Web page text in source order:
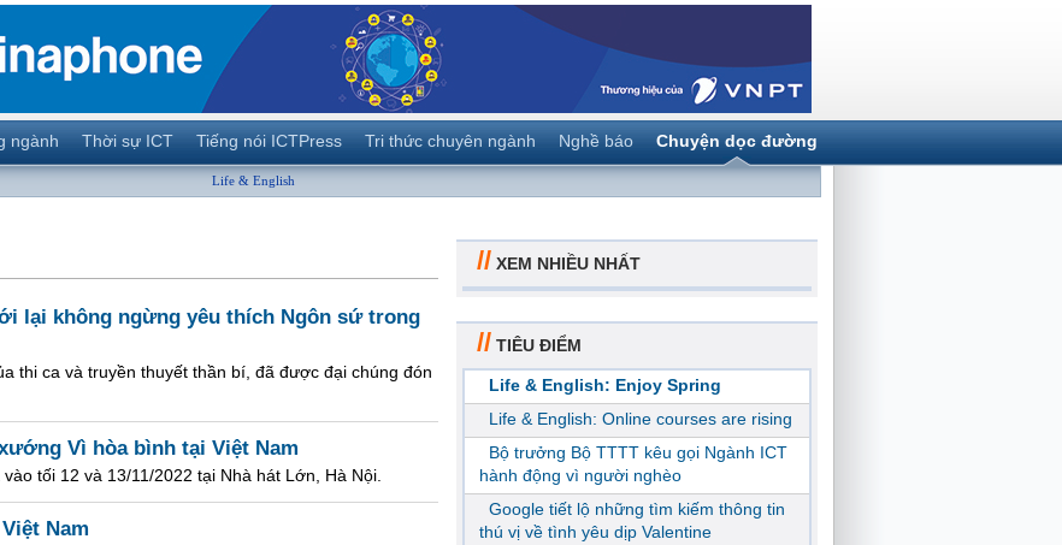
ngành Thời sự ICT Tiếng nói ICTPress Tri thức chuyên ngành Nghề báo Chuyện dọc đường
Life & English
lại không ngừng yêu thích Ngôn sứ trong
thi ca và truyền thuyết thần bí, đã được đại chúng đón
Vì hòa bình tại Việt Nam
tối 12 và 13/11/2022 tại Nhà hát Lớn, Hà Nội.
Nam
// XEM NHIỀU NHẤT
// TIÊU ĐIỂM
Life & English: Enjoy Spring
Life & English: Online courses are rising
Bộ trưởng Bộ TTTT kêu gọi Ngành ICT
hành động vì người nghèo
Google tiết lộ những tìm kiếm thông tin
thú vị về tình yêu dịp Valentine